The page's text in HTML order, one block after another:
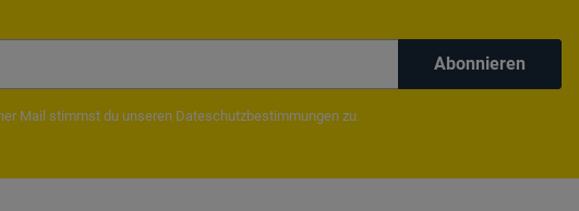
Abonnieren
Mail stimmst du unseren Dateschutzbestimmungen zu.